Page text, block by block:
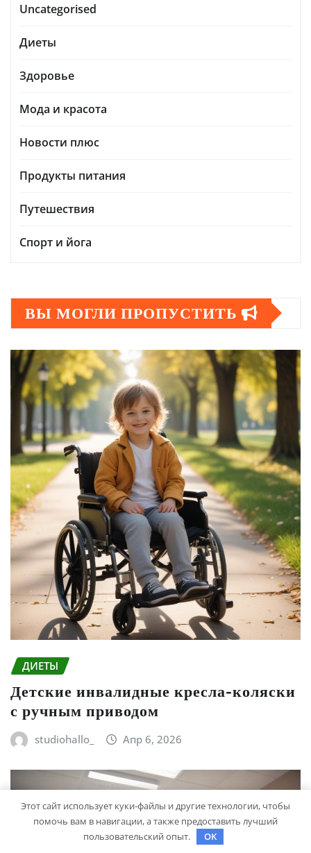
Uncategorised
Диеты
Здоровье
Мода и красота
Новости плюс
Продукты питания
Путешествия
Спорт и йога
ВЫ МОГЛИ ПРОПУСТИТЬ
ДИЕТЫ
Детские инвалидные кресла-коляски
с ручным приводом
studiohallo_ Апр 6, 2026
Этот сайт использует куки-файлы и другие технологии, чтобы
помочь вам в навигации, а также предоставить лучший
пользовательский опыт.
OK